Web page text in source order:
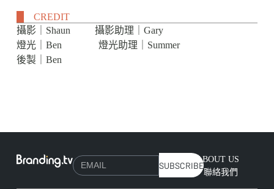
CREDIT
攝影｜Shaun 攝影助理｜Gary
燈光｜Ben 燈光助理｜Summer
後製｜Ben
SUBSCRIBE
ABOUT US
聯絡我們